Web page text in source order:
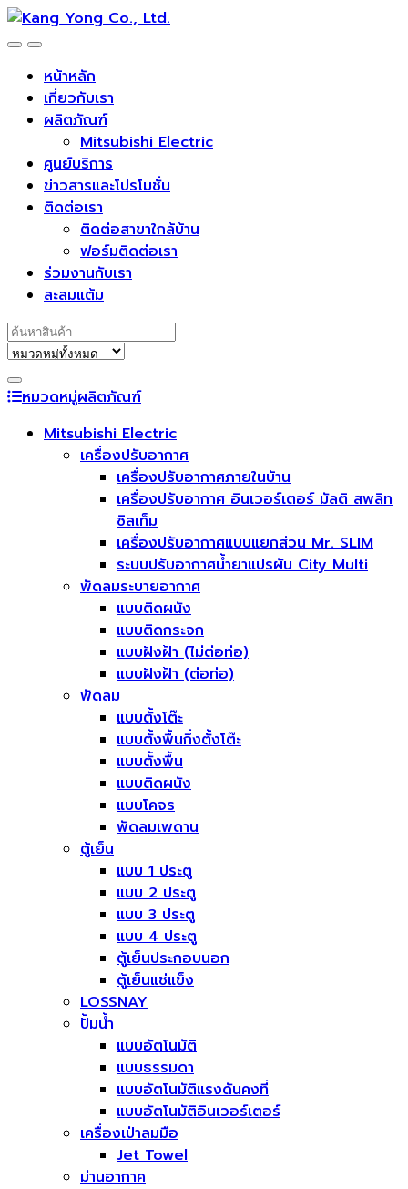
Skip
to
Skip
to
หน้าหลัก
เกี่ยวกับเรา
ผลิตภัณฑ์
Mitsubishi Electric
ศูนย์บริการ
ข่าวสารและโปรโมชั่น
ติดต่อเรา
ติดต่อสาขาใกล้บ้าน
ฟอร์มติดต่อเรา
ร่วมงานกับเรา
สะสมแต้ม
Search for:
หมวดหมู่ผลิตภัณฑ์
Mitsubishi Electric
เครื่องปรับอากาศ
เครื่องปรับอากาศภายในบ้าน
เครื่องปรับอากาศ อินเวอร์เตอร์ มัลติ สพลิท
ซิสเท็ม
เครื่องปรับอากาศแบบแยกส่วน Mr. SLIM
ระบบปรับอากาศน้ำยาแปรผัน City Multi
พัดลมระบายอากาศ
แบบติดผนัง
แบบติดกระจก
แบบฝังฝ้า (ไม่ต่อท่อ)
แบบฝังฝ้า (ต่อท่อ)
พัดลม
แบบตั้งโต๊ะ
แบบตั้งพื้นกึ่งตั้งโต๊ะ
แบบตั้งพื้น
แบบติดผนัง
แบบโคจร
พัดลมเพดาน
ตู้เย็น
แบบ 1 ประตู
แบบ 2 ประตู
แบบ 3 ประตู
แบบ 4 ประตู
ตู้เย็นประกอบนอก
ตู้เย็นแช่แข็ง
LOSSNAY
ปั้มน้ำ
แบบอัตโนมัติ
แบบธรรมดา
แบบอัตโนมัติแรงดันคงที่
แบบอัตโนมัติอินเวอร์เตอร์
เครื่องเป่าลมมือ
Jet Towel
ม่านอากาศ